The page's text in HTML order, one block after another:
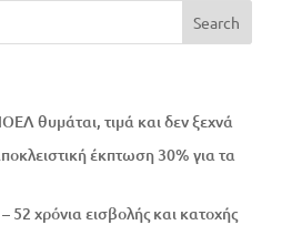
θυμάται, τιμά και δεν ξεχνά
έκπτωση 30% για τα
χρόνια εισβολής και κατοχής